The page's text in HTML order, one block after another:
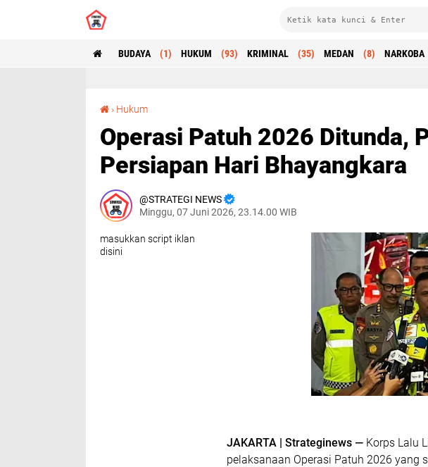
BUDAYA (1) HUKUM (93) KRIMINAL (35) MEDAN (8) NARKOBA
› Hukum
Operasi Patuh 2026 Ditunda,
Persiapan Hari Bhayangkara
STRATEGI NEWS
Minggu, 07 Juni 2026, 23.14.00 WIB
masukkan script iklan
disini
JAKARTA | Strateginews — Korps Lalu
pelaksanaan Operasi Patuh 2026 yang